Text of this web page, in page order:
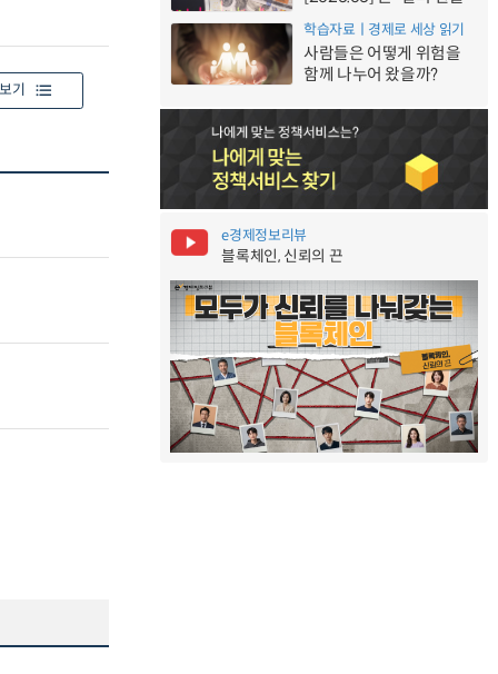
기
학습자료ㅣ경제로 세상 읽기
사람들은 어떻게 위험을
함께 나누어 왔을까?
e경제정보리뷰
블록체인, 신뢰의 끈